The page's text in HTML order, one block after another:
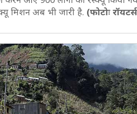
मिशन अब भी जारी है. (फोटोः